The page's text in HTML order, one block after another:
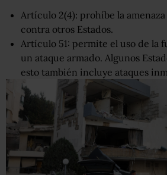
Artículo 2(4): prohíbe la
contra otros Estados.
Artículo 51: permite el uso de la
un ataque armado. Algunos
esto también incluye ataques